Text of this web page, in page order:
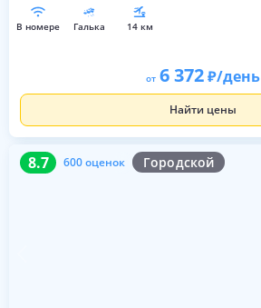
в номере галька 14 км
от 6 372 /день
Найти цены
8.7 600 оценок Городской
8.7 600 оценок